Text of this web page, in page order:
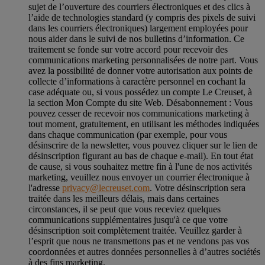
sujet de l’ouverture des courriers électroniques et des clics à
l’aide de technologies standard (y compris des pixels de suivi
dans les courriers électroniques) largement employées pour
nous aider dans le suivi de nos bulletins d’information. Ce
traitement se fonde sur votre accord pour recevoir des
communications marketing personnalisées de notre part. Vous
avez la possibilité de donner votre autorisation aux points de
collecte d’informations à caractère personnel en cochant la
case adéquate ou, si vous possédez un compte Le Creuset, à
la section Mon Compte du site Web. Désabonnement : Vous
pouvez cesser de recevoir nos communications marketing à
tout moment, gratuitement, en utilisant les méthodes indiquées
dans chaque communication (par exemple, pour vous
désinscrire de la newsletter, vous pouvez cliquer sur le lien de
désinscription figurant au bas de chaque e-mail). En tout état
de cause, si vous souhaitez mettre fin à l'une de nos activités
marketing, veuillez nous envoyer un courrier électronique à
l'adresse privacy@lecreuset.com. Votre désinscription sera
traitée dans les meilleurs délais, mais dans certaines
circonstances, il se peut que vous receviez quelques
communications supplémentaires jusqu'à ce que votre
désinscription soit complètement traitée. Veuillez garder à
l’esprit que nous ne transmettons pas et ne vendons pas vos
coordonnées et autres données personnelles à d’autres sociétés
à des fins marketing.